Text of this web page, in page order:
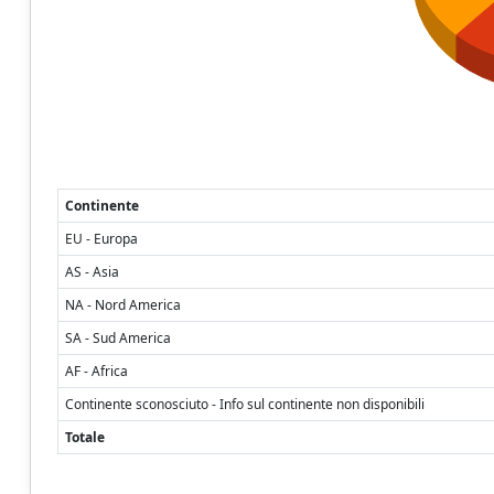
Continente
EU - Europa
AS - Asia
NA - Nord America
SA - Sud America
AF - Africa
Continente sconosciuto - Info sul continente non disponibili
Totale